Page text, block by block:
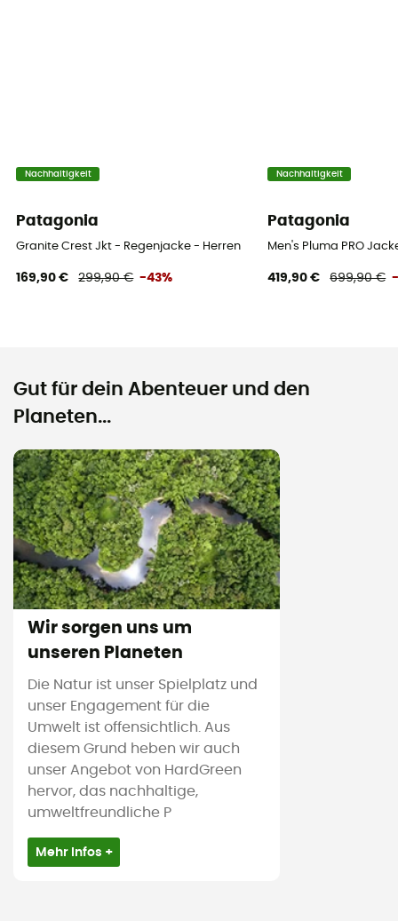
Nachhaltigkeit
Patagonia
Granite Crest Jkt - Regenjacke - Herren
169,90 € 299,90 € -43%
Nachhaltigkeit
Patagonia
Men's Pluma PRO
419,90 € 699,90 €
Gut für dein Abenteuer und den
Planeten...
Wir sorgen uns um
unseren Planeten
Die Natur ist unser Spielplatz und
unser Engagement für die
Umwelt ist offensichtlich. Aus
diesem Grund heben wir auch
unser Angebot von HardGreen
hervor, das nachhaltige,
umweltfreundliche P
Mehr Infos +